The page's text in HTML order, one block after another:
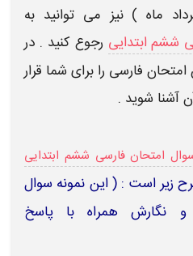
ماه ) نیز می توانید به
ششم ابتدایی رجوع کنید . در
فارسی را برای شما قرار
آشنا شوید .
امتحان فارسی ششم ابتدایی
زیر است : ( این نمونه سوال
و نگارش همراه با پاسخ